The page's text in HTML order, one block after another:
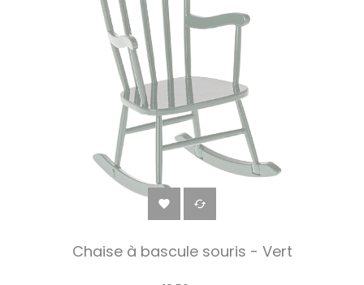
 
Chaise à bascule souris - Vert